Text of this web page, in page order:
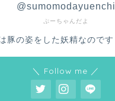
ぷーちゃんだよ
@sumomodayuenchi
豚の姿をした妖精なのです
＼ Follow me ／